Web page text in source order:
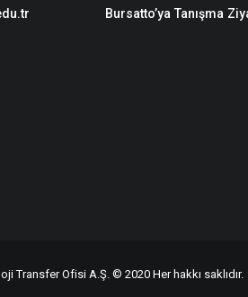
Bursatto’ya Tanışma
Transfer Ofisi A.Ş. © 2020 Her hakkı saklıdır.